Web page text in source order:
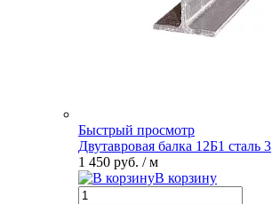
Быстрый просмотр
Двутавровая балка 12Б1 сталь 3
1 450 руб. / м
В корзину